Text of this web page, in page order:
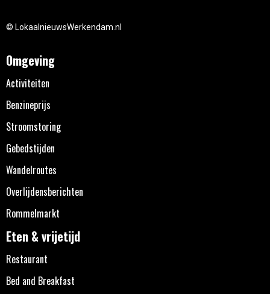
© LokaalnieuwsWerkendam.nl
Omgeving
Activiteiten
Benzineprijs
Stroomstoring
Gebedstijden
Wandelroutes
Overlijdensberichten
Rommelmarkt
Eten & vrijetijd
Restaurant
Bed and Breakfast